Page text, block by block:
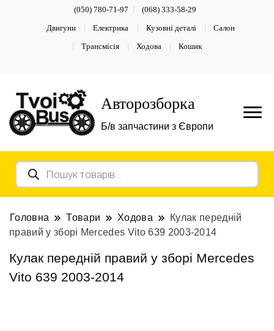
(050) 780-71-97 (068) 333-58-29
Двигуни Електрика Кузовні деталі Салон
Трансмісія Ходова Кошик
Авторозборка
Б/в запчастини з Європи
Пошук
товарів
Головна Товари Ходова
Кулак передній
правий у зборі Mercedes Vito 639 2003-2014
Кулак передній правий у зборі Mercedes
Vito 639 2003-2014